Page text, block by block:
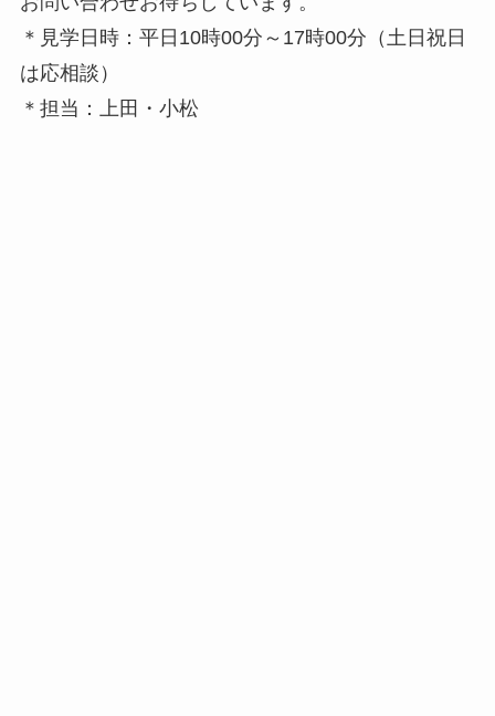
＊見学日時：平日10時00分～17時00分（土日祝日
は応相談）
＊担当：上田・小松